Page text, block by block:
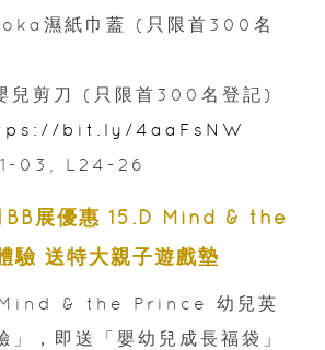
濕紙巾蓋 (只限首300名
剪刀 (只限首300名登記)
bit.ly/4aaFsNW
03, L24-26
展優惠 15.D Mind & the
驗 送特大親子遊戲墊
Mind & the Prince 幼兒英
」，即送「嬰幼兒成長福袋」